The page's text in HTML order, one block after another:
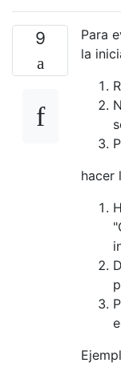
9
Para
la
hacer